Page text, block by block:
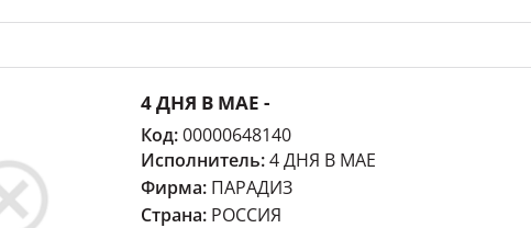
4 ДНЯ В МАЕ -
Код:00000648140
Исполнитель:4 ДНЯ В МАЕ
Фирма: ПАРАДИЗ
Страна: РОССИЯ